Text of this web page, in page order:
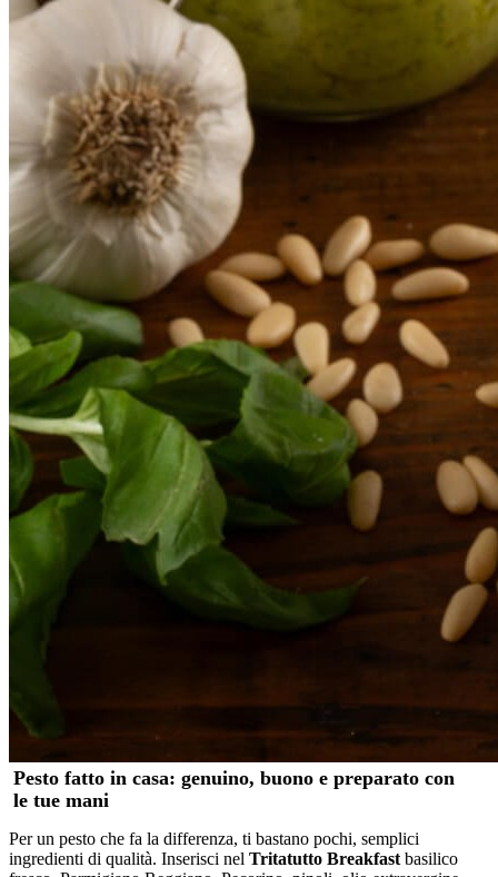
Pesto fatto in casa: genuino, buono e preparato con
le tue mani
Per un pesto che fa la differenza, ti bastano pochi, semplici
ingredienti di qualità. Inserisci nel Tritatutto Breakfast basilico